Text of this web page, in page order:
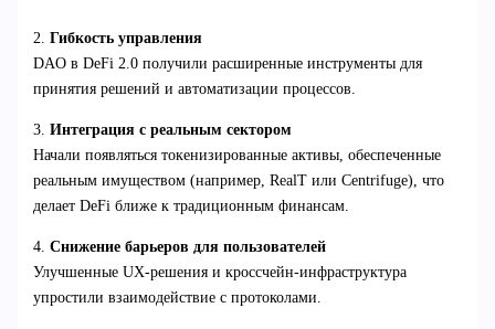
2. Гибкость управления
DAO в DeFi 2.0 получили расширенные инструменты для
принятия решений и автоматизации процессов.
3. Интеграция с реальным сектором
Начали появляться токенизированные активы, обеспеченные
реальным имуществом (например, RealT или Centrifuge), что
делает DeFi ближе к традиционным финансам.
4. Снижение барьеров для пользователей
Улучшенные UX-решения и кроссчейн-инфраструктура
упростили взаимодействие с протоколами.